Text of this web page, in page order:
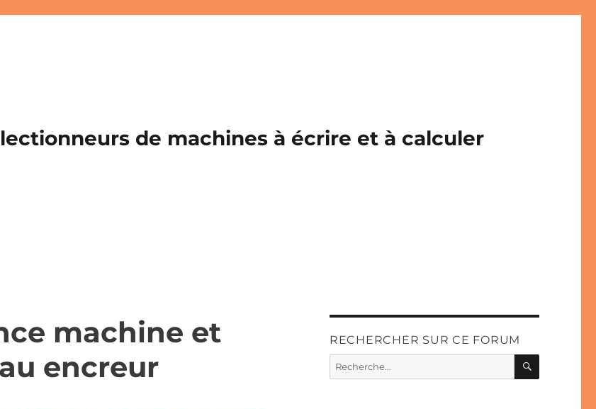
de machines à écrire et à calculer
machine et
encreur
RECHERCHER SUR CE FORUM
Recherche
pour :